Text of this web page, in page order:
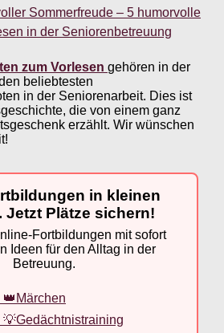
Sommerfreude – 5 humorvolle
in der Seniorenbetreuung
zum Vorlesen gehören in der
beliebtesten
in der Seniorenarbeit. Dies ist
die von einem ganz
erzählt. Wir wünschen
in kleinen
Jetzt Plätze sichern!
Fortbildungen mit sofort
Ideen für den Alltag in der
Betreuung.
👑Märchen
💡Gedächtnistraining